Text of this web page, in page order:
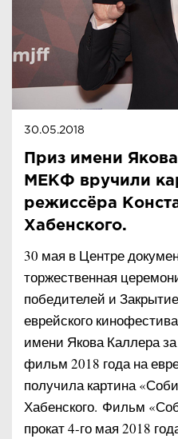
30.05.2018
Приз имени
МЕКФ вручили
режиссёра
Хабенского.
30 мая в Центре
торжественная
победителей и
еврейского
имени Якова Каллера
фильм 2018 года на
получила картина
Хабенского. Фильм
прокат 4-го мая 2018